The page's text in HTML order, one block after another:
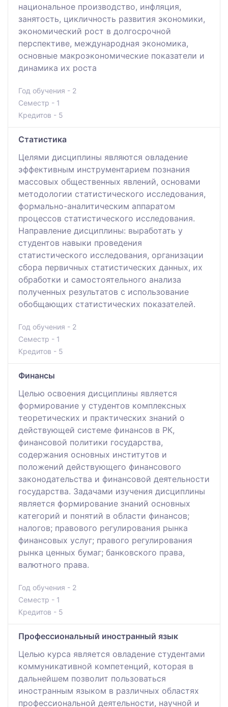
национальное производство, инфляция,
занятость, цикличность развития экономики,
экономический рост в долгосрочной
перспективе, международная экономика,
основные макроэкономические показатели и
динамика их роста
Год обучения - 2
Семестр - 1
Кредитов - 5
Статистика
Целями дисциплины являются овладение
эффективным инструментарием познания
массовых общественных явлений, основами
методологии статистического исследования,
формально-аналитическим аппаратом
процессов статистического исследования.
Направление дисциплины: выработать у
студентов навыки проведения
статистического исследования, организации
сбора первичных статистических данных, их
обработки и самостоятельного анализа
полученных результатов с использование
обобщающих статистических показателей.
Год обучения - 2
Семестр - 1
Кредитов - 5
Финансы
Целью освоения дисциплины является
формирование у студентов комплексных
теоретических и практических знаний о
действующей системе финансов в РК,
финансовой политики государства,
содержания основных институтов и
положений действующего финансового
законодательства и финансовой деятельности
государства. Задачами изучения дисциплины
является формирование знаний основных
категорий и понятий в области финансов;
налогов; правового регулирования рынка
финансовых услуг; правого регулирования
рынка ценных бумаг; банковского права,
валютного права.
Год обучения - 2
Семестр - 1
Кредитов - 5
Профессиональный иностранный язык
Целью курса является овладение студентами
коммуникативной компетенций, которая в
дальнейшем позволит пользоваться
иностранным языком в различных областях
профессиональной деятельности, научной и